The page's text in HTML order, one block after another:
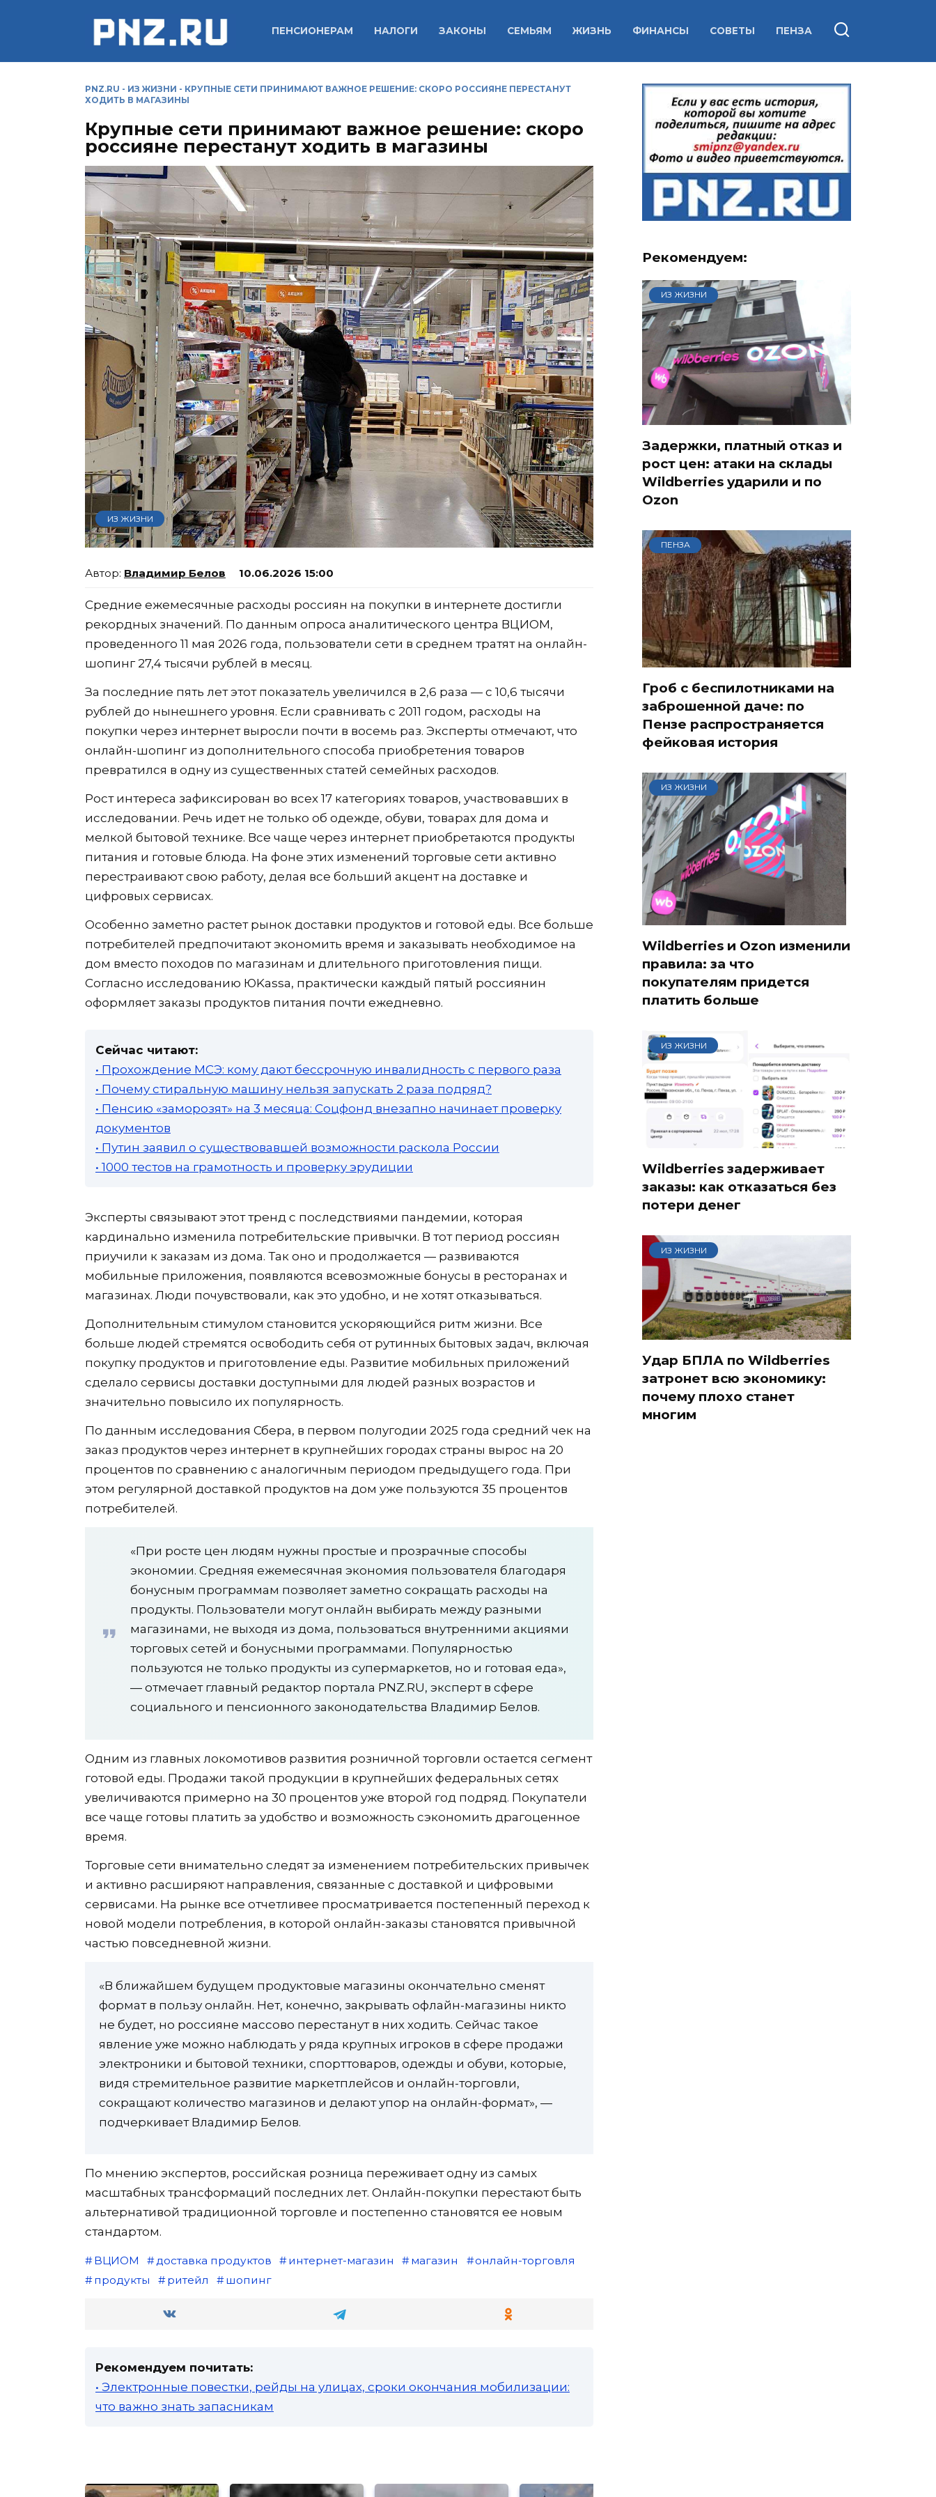
ПЕНСИОНЕРАМ НАЛОГИ ЗАКОНЫ СЕМЬЯМ ЖИЗНЬ ФИНАНСЫ СОВЕТЫ ПЕНЗА
PNZ.RU - ИЗ ЖИЗНИ - КРУПНЫЕ СЕТИ ПРИНИМАЮТ ВАЖНОЕ РЕШЕНИЕ: СКОРО РОССИЯНЕ ПЕРЕСТАНУТ
ХОДИТЬ В МАГАЗИНЫ
Крупные сети принимают важное решение: скоро
россияне перестанут ходить в магазины
ИЗ ЖИЗНИ
Владимир Белов 10.06.2026 15:00
Средние ежемесячные расходы россиян на покупки в интернете достигли
рекордных значений. По данным опроса аналитического центра ВЦИОМ,
проведенного 11 мая 2026 года, пользователи сети в среднем тратят на онлайн-
шопинг 27,4 тысячи рублей в месяц.
За последние пять лет этот показатель увеличился в 2,6 раза — с 10,6 тысячи
рублей до нынешнего уровня. Если сравнивать с 2011 годом, расходы на
покупки через интернет выросли почти в восемь раз. Эксперты отмечают, что
онлайн-шопинг из дополнительного способа приобретения товаров
превратился в одну из существенных статей семейных расходов.
Рост интереса зафиксирован во всех 17 категориях товаров, участвовавших в
исследовании. Речь идет не только об одежде, обуви, товарах для дома и
мелкой бытовой технике. Все чаще через интернет приобретаются продукты
питания и готовые блюда. На фоне этих изменений торговые сети активно
перестраивают свою работу, делая все больший акцент на доставке и
цифровых сервисах.
Особенно заметно растет рынок доставки продуктов и готовой еды. Все больше
потребителей предпочитают экономить время и заказывать необходимое на
дом вместо походов по магазинам и длительного приготовления пищи.
Согласно исследованию ЮKassa, практически каждый пятый россиянин
оформляет заказы продуктов питания почти ежедневно.
Сейчас читают:
• Прохождение МСЭ: кому дают бессрочную инвалидность с первого раза
• Почему стиральную машину нельзя запускать 2 раза подряд?
• Пенсию «заморозят» на 3 месяца: Соцфонд внезапно начинает проверку
документов
• Путин заявил о существовавшей возможности раскола России
• 1000 тестов на грамотность и проверку эрудиции
Эксперты связывают этот тренд с последствиями пандемии, которая
кардинально изменила потребительские привычки. В тот период россиян
приучили к заказам из дома. Так оно и продолжается — развиваются
мобильные приложения, появляются всевозможные бонусы в ресторанах и
магазинах. Люди почувствовали, как это удобно, и не хотят отказываться.
Дополнительным стимулом становится ускоряющийся ритм жизни. Все
больше людей стремятся освободить себя от рутинных бытовых задач, включая
покупку продуктов и приготовление еды. Развитие мобильных приложений
сделало сервисы доставки доступными для людей разных возрастов и
значительно повысило их популярность.
По данным исследования Сбера, в первом полугодии 2025 года средний чек на
заказ продуктов через интернет в крупнейших городах страны вырос на 20
процентов по сравнению с аналогичным периодом предыдущего года. При
этом регулярной доставкой продуктов на дом уже пользуются 35 процентов
потребителей.
«При росте цен людям нужны простые и прозрачные способы
экономии. Средняя ежемесячная экономия пользователя благодаря
бонусным программам позволяет заметно сокращать расходы на
продукты. Пользователи могут онлайн выбирать между разными
магазинами, не выходя из дома, пользоваться внутренними акциями
торговых сетей и бонусными программами. Популярностью
пользуются не только продукты из супермаркетов, но и готовая еда»,
— отмечает главный редактор портала PNZ.RU, эксперт в сфере
социального и пенсионного законодательства Владимир Белов.
Одним из главных локомотивов развития розничной торговли остается сегмент
готовой еды. Продажи такой продукции в крупнейших федеральных сетях
увеличиваются примерно на 30 процентов уже второй год подряд. Покупатели
все чаще готовы платить за удобство и возможность сэкономить драгоценное
время.
Торговые сети внимательно следят за изменением потребительских привычек
и активно расширяют направления, связанные с доставкой и цифровыми
сервисами. На рынке все отчетливее просматривается постепенный переход к
новой модели потребления, в которой онлайн-заказы становятся привычной
частью повседневной жизни.
«В ближайшем будущем продуктовые магазины окончательно сменят
формат в пользу онлайн. Нет, конечно, закрывать офлайн-магазины никто
не будет, но россияне массово перестанут в них ходить. Сейчас такое
явление уже можно наблюдать у ряда крупных игроков в сфере продажи
электроники и бытовой техники, спорттоваров, одежды и обуви, которые,
видя стремительное развитие маркетплейсов и онлайн-торговли,
сокращают количество магазинов и делают упор на онлайн-формат», —
подчеркивает Владимир Белов.
По мнению экспертов, российская розница переживает одну из самых
масштабных трансформаций последних лет. Онлайн-покупки перестают быть
альтернативой традиционной торговле и постепенно становятся ее новым
стандартом.
ВЦИОМ доставка продуктов интернет-магазин магазин
онлайн-торговля
продукты
ритейл шопинг
Рекомендуем почитать:
• Электронные повестки, рейды на улицах, сроки окончания мобилизации:
что важно знать запасникам
Рекомендуем:
ИЗ ЖИЗНИ
Задержки, платный отказ и
рост цен: атаки на склады
Wildberries ударили и по
Ozon
ПЕНЗА
Гроб с беспилотниками на
заброшенной даче: по
Пензе распространяется
фейковая история
ИЗ ЖИЗНИ
Wildberries и Ozon изменили
правила: за что
покупателям придется
платить больше
ИЗ ЖИЗНИ
Wildberries задерживает
заказы: как отказаться без
потери денег
ИЗ ЖИЗНИ
Удар БПЛА по Wildberries
затронет всю экономику:
почему плохо станет
многим